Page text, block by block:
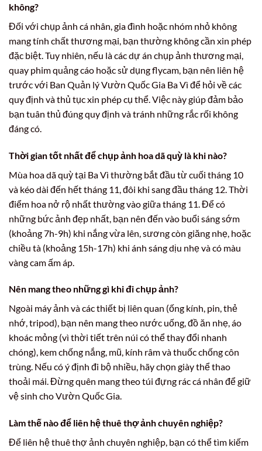
không?
Đối với chụp ảnh cá nhân, gia đình hoặc nhóm nhỏ không
mang tính chất thương mại, bạn thường không cần xin phép
đặc biệt. Tuy nhiên, nếu là các dự án chụp ảnh thương mại,
quay phim quảng cáo hoặc sử dụng flycam, bạn nên liên hệ
trước với Ban Quản lý Vườn Quốc Gia Ba Vì để hỏi về các
quy định và thủ tục xin phép cụ thể. Việc này giúp đảm bảo
bạn tuân thủ đúng quy định và tránh những rắc rối không
đáng có.
Thời gian tốt nhất để chụp ảnh hoa dã quỳ là khi nào?
Mùa hoa dã quỳ tại Ba Vì thường bắt đầu từ cuối tháng 10
và kéo dài đến hết tháng 11, đôi khi sang đầu tháng 12. Thời
điểm hoa nở rộ nhất thường vào giữa tháng 11. Để có
những bức ảnh đẹp nhất, bạn nên đến vào buổi sáng sớm
(khoảng 7h-9h) khi nắng vừa lên, sương còn giăng nhẹ, hoặc
chiều tà (khoảng 15h-17h) khi ánh sáng dịu nhẹ và có màu
vàng cam ấm áp.
Nên mang theo những gì khi đi chụp ảnh?
Ngoài máy ảnh và các thiết bị liên quan (ống kính, pin, thẻ
nhớ, tripod), bạn nên mang theo nước uống, đồ ăn nhẹ, áo
khoác mỏng (vì thời tiết trên núi có thể thay đổi nhanh
chóng), kem chống nắng, mũ, kính râm và thuốc chống côn
trùng. Nếu có ý định đi bộ nhiều, hãy chọn giày thể thao
thoải mái. Đừng quên mang theo túi đựng rác cá nhân để giữ
vệ sinh cho Vườn Quốc Gia.
Làm thế nào để liên hệ thuê thợ ảnh chuyên nghiệp?
Để liên hệ thuê thợ ảnh chuyên nghiệp, bạn có thể tìm kiếm